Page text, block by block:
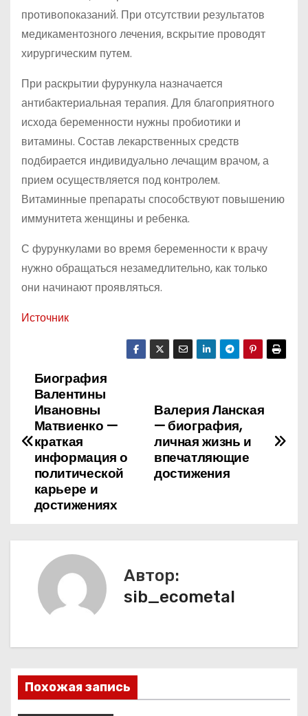
противопоказаний. При отсутствии результатов
медикаментозного лечения, вскрытие проводят
хирургическим путем.
При раскрытии фурункула назначается
антибактериальная терапия. Для благоприятного
исхода беременности нужны пробиотики и
витамины. Состав лекарственных средств
подбирается индивидуально лечащим врачом, а
прием осуществляется под контролем.
Витаминные препараты способствуют повышению
иммунитета женщины и ребенка.
С фурункулами во время беременности к врачу
нужно обращаться незамедлительно, как только
они начинают проявляться.
Источник
Н
в
п
о
з
Валерия Ланская
— биография,
личная жизнь и
впечатляющие
достижения
Биография
Валентины
Ивановны
Матвиенко —
краткая
информация о
политической
карьере и
достижениях
Автор:
sib_ecometal
Похожая запись